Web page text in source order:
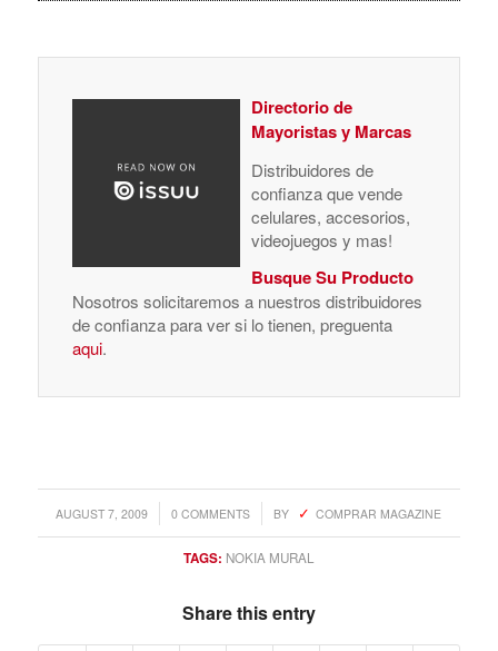
Directorio de
Mayoristas y Marcas
Distribuidores de
confianza que vende
celulares, accesorios,
videojuegos y mas!
Busque Su Producto
Nosotros solicitaremos a nuestros distribuidores
de confianza para ver si lo tienen, preguenta
aqui.
AUGUST 7, 2009
/ 0 COMMENTS
/ BY COMPRAR MAGAZINE
TAGS: NOKIA MURAL
Share this entry